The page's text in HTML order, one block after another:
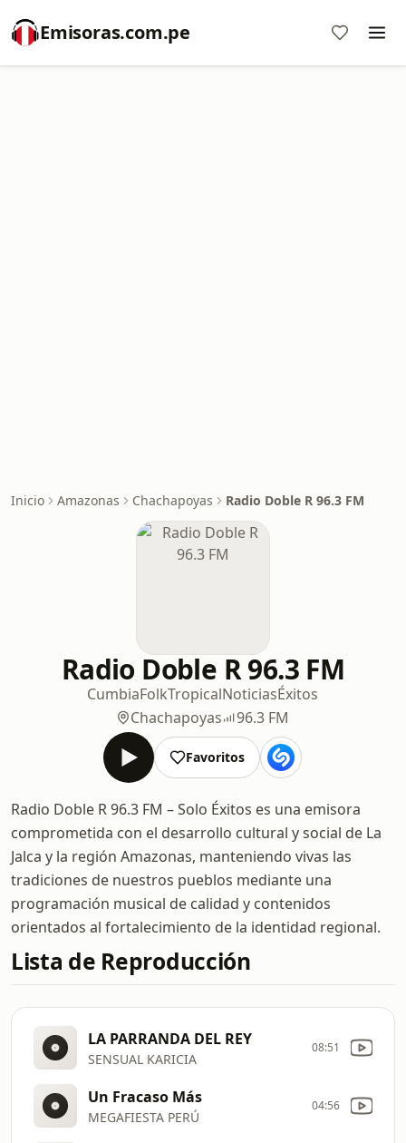
Emisoras.com.pe
Inicio Amazonas Chachapoyas Radio Doble R 96.3 FM
Radio Doble R 96.3 FM
CumbiaFolkTropicalNoticiasÉxitos
Chachapoyas
96.3 FM
Favoritos
Radio Doble R 96.3 FM – Solo Éxitos es una emisora
comprometida con el desarrollo cultural y social de La
Jalca y la región Amazonas, manteniendo vivas las
tradiciones de nuestros pueblos mediante una
programación musical de calidad y contenidos
orientados al fortalecimiento de la identidad regional.
Lista de Reproducción
LA PARRANDA DEL REY
SENSUAL KARICIA
08:51
Un Fracaso Más
MEGAFIESTA PERÚ
04:56